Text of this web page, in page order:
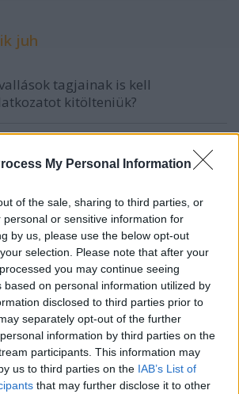
My Personal Information
of the sale, sharing to third parties, or
personal or sensitive information for
by us, please use the below opt-out
selection. Please note that after your
you may continue seeing
based on personal information utilized by
disclosed to third parties prior to
separately opt-out of the further
information by third parties on the
participants. This information may
us to third parties on the IAB’s List of
that may further disclose it to other
juh
tagjainak is kell
kitölteniük?
tudom.
juh
tudnátok segíteni ennek az
lefordításában? A Jw.org-on
szűkszavú tájékoztatás
hogy teokratikus